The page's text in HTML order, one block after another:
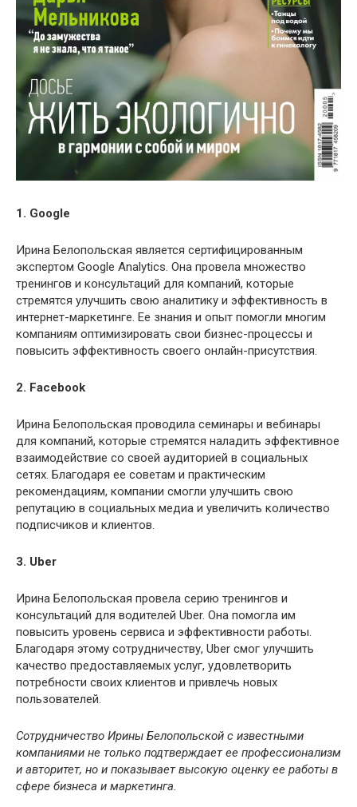
1. Google
Ирина Белопольская является сертифицированным
экспертом Google Analytics. Она провела множество
тренингов и консультаций для компаний, которые
стремятся улучшить свою аналитику и эффективность в
интернет-маркетинге. Ее знания и опыт помогли многим
компаниям оптимизировать свои бизнес-процессы и
повысить эффективность своего онлайн-присутствия.
2. Facebook
Ирина Белопольская проводила семинары и вебинары
для компаний, которые стремятся наладить эффективное
взаимодействие со своей аудиторией в социальных
сетях. Благодаря ее советам и практическим
рекомендациям, компании смогли улучшить свою
репутацию в социальных медиа и увеличить количество
подписчиков и клиентов.
3. Uber
Ирина Белопольская провела серию тренингов и
консультаций для водителей Uber. Она помогла им
повысить уровень сервиса и эффективности работы.
Благодаря этому сотрудничеству, Uber смог улучшить
качество предоставляемых услуг, удовлетворить
потребности своих клиентов и привлечь новых
пользователей.
Сотрудничество Ирины Белопольской с известными
компаниями не только подтверждает ее профессионализм
и авторитет, но и показывает высокую оценку ее работы в
сфере бизнеса и маркетинга.